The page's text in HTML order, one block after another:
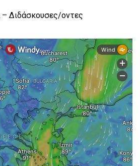
Διδάσκουσες/οντες